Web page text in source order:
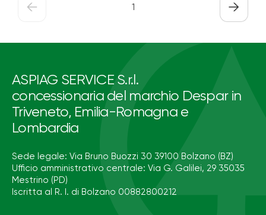
← 1 →
ASPIAG SERVICE S.r.l.
concessionaria del marchio Despar in
Triveneto, Emilia-Romagna e
Lombardia
Sede legale: Via Bruno Buozzi 30 39100 Bolzano (BZ)
Ufficio amministrativo centrale: Via G. Galilei, 29 35035
Mestrino (PD)
Iscritta al R. I. di Bolzano 00882800212